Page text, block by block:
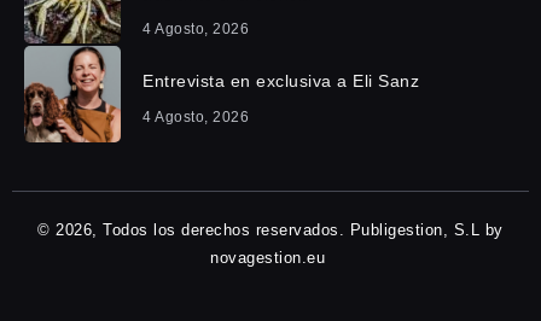
4 Agosto, 2026
Entrevista en exclusiva a Eli Sanz
4 Agosto, 2026
© 2026, Todos los derechos reservados. Publigestion, S.L by
novagestion.eu